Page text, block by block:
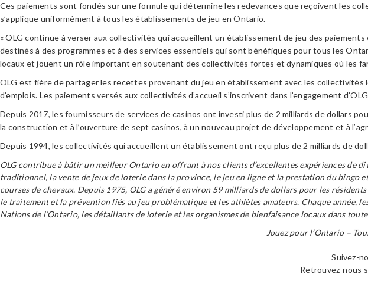
Ces paiements sont fondés sur une formule qui détermine les redevances que reçoivent les
s’applique uniformément à tous les établissements de jeu en Ontario.
« OLG continue à verser aux collectivités qui accueillent un établissement de jeu des
destinés à des programmes et à des services essentiels qui sont bénéfiques pour tous les
locaux et jouent un rôle important en soutenant des collectivités fortes et dynamiques où les
OLG est fière de partager les recettes provenant du jeu en établissement avec les
d’emplois. Les paiements versés aux collectivités d’accueil s’inscrivent dans l’engagement
Depuis 2017, les fournisseurs de services de casinos ont investi plus de 2 milliards de dollars
la construction et à l’ouverture de sept casinos, à un nouveau projet de développement et à
Depuis 1994, les collectivités qui accueillent un établissement ont reçu plus de 2 milliards de
OLG contribue à bâtir un meilleur Ontario en offrant à nos clients d’excellentes expériences de
traditionnel, la vente de jeux de loterie dans la province, le jeu en ligne et la prestation du bingo
courses de chevaux. Depuis 1975, OLG a généré environ 59 milliards de dollars pour les
le traitement et la prévention liés au jeu problématique et les athlètes amateurs. Chaque année,
Nations de l’Ontario, les détaillants de loterie et les organismes de bienfaisance locaux dans
Jouez pour l’Ontario –
Suivez-
Retrouvez-nous